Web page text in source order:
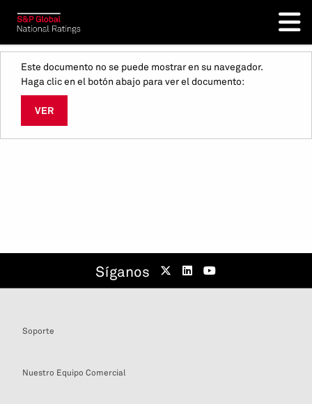
Este documento no se puede mostrar en su navegador.
Haga clic en el botón abajo para ver el documento:
VER
Síganos
Soporte
Nuestro Equipo Comercial